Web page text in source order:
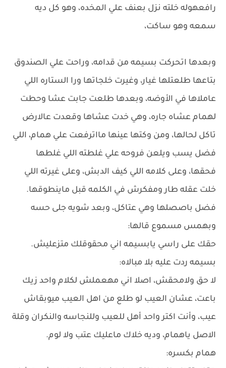
رافعهوله خلته نزل بعنف علي المخده، وهو كل ديه
سمعه وهو ساكت،
وبعدها اتحركت بسيمه من قدامه، وراحت علي الصندوق
بتاعها طلعتلها غيار، وغيرت خلجاتها ورا الستاره اللي
عاملاها في الأوضه، وبعدها طلعت جابت عشا وحطت
لهمام عشاه جاره، وهي خدت عشاها وقعدت عالارض
تاكل لحالها، ومن وكتها عينها مااترفعت علي همام، اللي
فضل يسب ويلعن فروحه علي غلطته اللي غلطها
فحقها، وعلى كلامه اللي كيف الدبش، وعلى غيرته اللي
خلت عقله طار ومفكرش في الكلمه قبل ماينطوقها.
فضل باصصلها وهي عتاكل، وبعد شويه جلى حسه
وبهمس مسموع قالها:
حقك على راسي يابسيمه اني محقوقلك متزعليش.
بسيمه ردت عليه بلا مبالاه:
لا حق ولامحقش، اصلا اني مهعملش لكلام واحد زيك
باعت، عشان العيب لو طلع من اهل العيب ميوبقاش
عيب، وأنت اكتر واحد أهل للعيب وللنجاسه والنكران وقلة
الاصل ياهمام، وديه خلاك ماعليك عتب ولا لوم.
همام بكسره: